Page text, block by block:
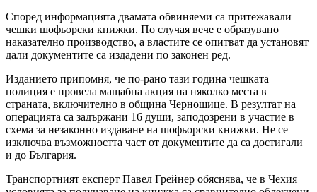
Според информацията двамата обвиняеми са притежавали
чешки шофьорски книжки. По случая вече е образувано
наказателно производство, а властите се опитват да установят
дали документите са издадени по законен ред.
Изданието припомня, че по-рано тази година чешката
полиция е провела мащабна акция на няколко места в
страната, включително в община Черношице. В резултат на
операцията са задържани 16 души, заподозрени в участие в
схема за незаконно издаване на шофьорски книжки. Не се
изключва възможността част от документите да са достигали
и до България.
Транспортният експерт Павел Грейнер обяснява, че в Чехия